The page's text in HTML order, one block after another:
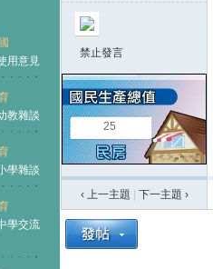
用意見
教雜談
學雜談
學交流
王國
禁止發言
25
‹ 上一主題
下一主題 ›